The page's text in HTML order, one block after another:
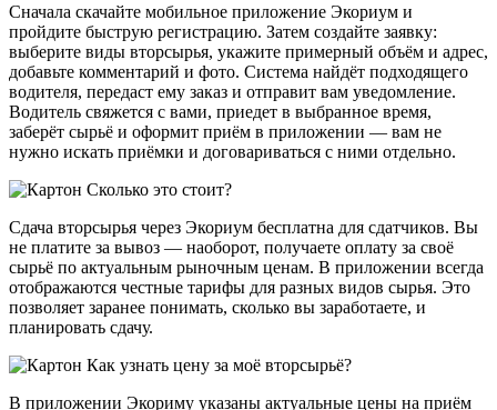
Сначала скачайте мобильное приложение Экориум и
пройдите быструю регистрацию. Затем создайте заявку:
выберите виды вторсырья, укажите примерный объём и адрес,
добавьте комментарий и фото. Система найдёт подходящего
водителя, передаст ему заказ и отправит вам уведомление.
Водитель свяжется с вами, приедет в выбранное время,
заберёт сырьё и оформит приём в приложении — вам не
нужно искать приёмки и договариваться с ними отдельно.
Сколько это стоит?
Сдача вторсырья через Экориум бесплатна для сдатчиков. Вы
не платите за вывоз — наоборот, получаете оплату за своё
сырьё по актуальным рыночным ценам. В приложении всегда
отображаются честные тарифы для разных видов сырья. Это
позволяет заранее понимать, сколько вы заработаете, и
планировать сдачу.
Как узнать цену за моё вторсырьё?
В приложении Экориму указаны актуальные цены на приём